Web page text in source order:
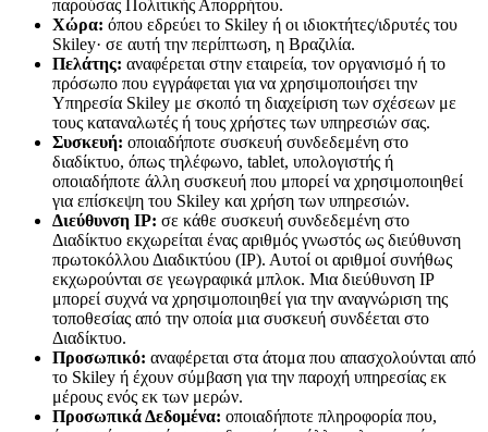
παρούσας Πολιτικής Απορρήτου.
Χώρα: όπου εδρεύει το Skiley ή οι ιδιοκτήτες/ιδρυτές του
Skiley· σε αυτή την περίπτωση, η Βραζιλία.
Πελάτης: αναφέρεται στην εταιρεία, τον οργανισμό ή το
πρόσωπο που εγγράφεται για να χρησιμοποιήσει την
Υπηρεσία Skiley με σκοπό τη διαχείριση των σχέσεων με
τους καταναλωτές ή τους χρήστες των υπηρεσιών σας.
Συσκευή: οποιαδήποτε συσκευή συνδεδεμένη στο
διαδίκτυο, όπως τηλέφωνο, tablet, υπολογιστής ή
οποιαδήποτε άλλη συσκευή που μπορεί να χρησιμοποιηθεί
για επίσκεψη του Skiley και χρήση των υπηρεσιών.
Διεύθυνση IP: σε κάθε συσκευή συνδεδεμένη στο
Διαδίκτυο εκχωρείται ένας αριθμός γνωστός ως διεύθυνση
πρωτοκόλλου Διαδικτύου (IP). Αυτοί οι αριθμοί συνήθως
εκχωρούνται σε γεωγραφικά μπλοκ. Μια διεύθυνση IP
μπορεί συχνά να χρησιμοποιηθεί για την αναγνώριση της
τοποθεσίας από την οποία μια συσκευή συνδέεται στο
Διαδίκτυο.
Προσωπικό: αναφέρεται στα άτομα που απασχολούνται από
το Skiley ή έχουν σύμβαση για την παροχή υπηρεσίας εκ
μέρους ενός εκ των μερών.
Προσωπικά Δεδομένα: οποιαδήποτε πληροφορία που,